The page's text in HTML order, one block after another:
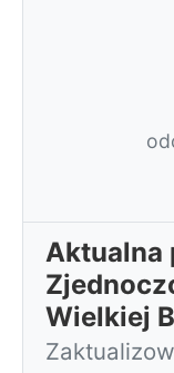
Aktualna
Wielkiej